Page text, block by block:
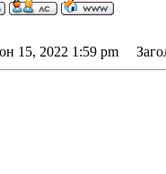
15, 2022 1:59 pm